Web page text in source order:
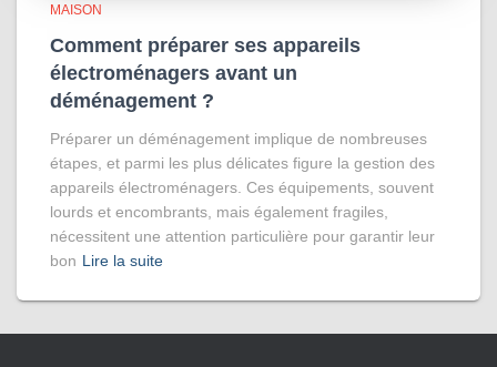
MAISON
Comment préparer ses appareils
électroménagers avant un
déménagement ?
Préparer un déménagement implique de nombreuses
étapes, et parmi les plus délicates figure la gestion des
appareils électroménagers. Ces équipements, souvent
lourds et encombrants, mais également fragiles,
nécessitent une attention particulière pour garantir leur
bon Lire la suite